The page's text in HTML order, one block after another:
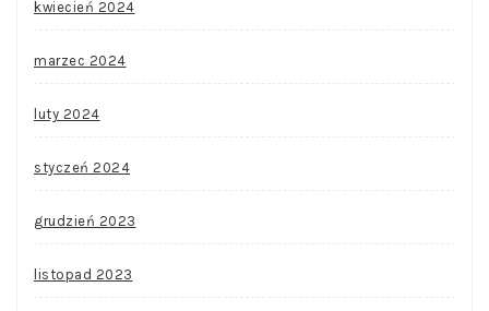
kwiecień 2024
marzec 2024
luty 2024
styczeń 2024
grudzień 2023
listopad 2023